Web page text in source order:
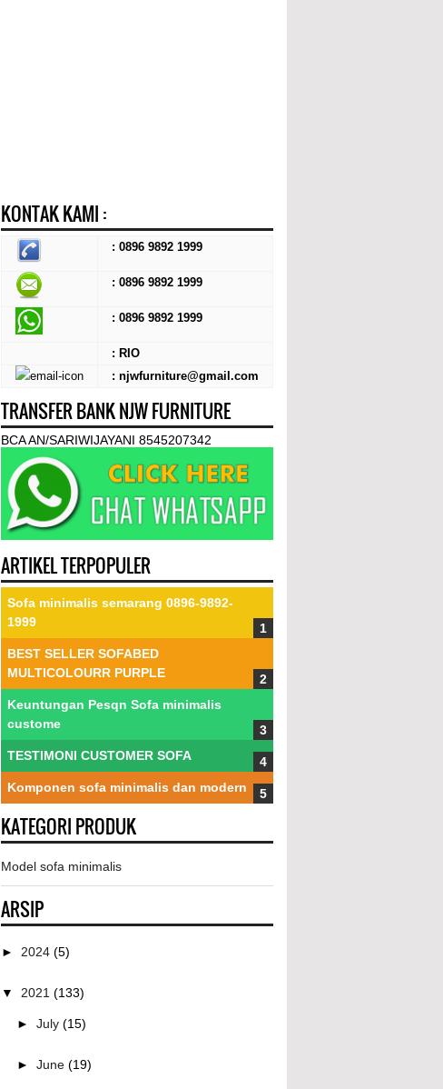
KONTAK KAMI :
: 0896 9892 1999
: 0896 9892 1999
: 0896 9892 1999
: RIO
: njwfurniture@gmail.com
TRANSFER BANK NJW FURNITURE
BCA AN/SARIWIJAYANI 8545207342
ARTIKEL TERPOPULER
Sofa minimalis semarang 0896-9892-
1999
BEST SELLER SOFABED
MULTICOLOURR PURPLE
Keuntungan Pesqn Sofa minimalis
custome
TESTIMONI CUSTOMER SOFA
Komponen sofa minimalis dan modern
KATEGORI PRODUK
Model sofa minimalis
ARSIP
► 2024 (5)
▼ 2021 (133)
► July (15)
► June (19)